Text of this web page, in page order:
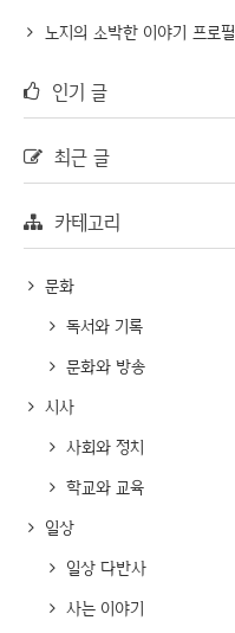
노지의 소박한 이야기 프로필
인기 글
최근 글
카테고리
문화
독서와 기록
문화와 방송
시사
사회와 정치
학교와 교육
일상
일상 다반사
사는 이야기